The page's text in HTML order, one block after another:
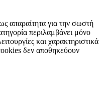
απαραίτητα για την σωστή
περιλαμβάνει μόνο
και χαρακτηριστικά
δεν αποθηκεύουν